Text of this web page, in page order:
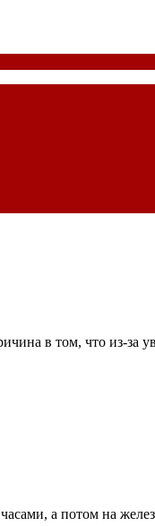
в том, что из-за
а потом на